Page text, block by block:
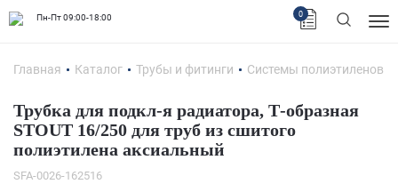
Пн-Пт 09:00-18:00 0
Главная Каталог Трубы и фитинги Системы
Трубка для подкл-я радиатора, Т-образная
STOUT 16/250 для труб из сшитого
полиэтилена аксиальный
SFA-0026-162516